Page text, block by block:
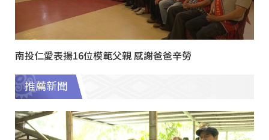
南投仁愛表揚16位模範父親 感謝爸爸辛勞
推薦新聞